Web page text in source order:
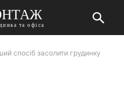
та офіса
спосіб засолити грудинку